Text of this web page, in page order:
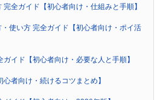
全ガイド【初心者向け・仕組みと手順】
使い方 完全ガイド【初心者向け・ポイ活
イド【初心者向け・必要な人と手順】
者向け・続けるコツまとめ】